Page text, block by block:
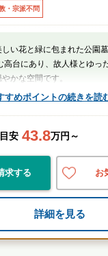
・宗派不問
すめポイントの続きを読
い花と緑に包まれた公園
高台にあり、故人様とゆっ
かな空間です。
働省認定 葬祭ディレクター
祭ディレクター 田中（業界
宗教不問
何でもご相談ください
実際の雰囲気をお確か
安 43.8万円～
求する お
詳細を見る